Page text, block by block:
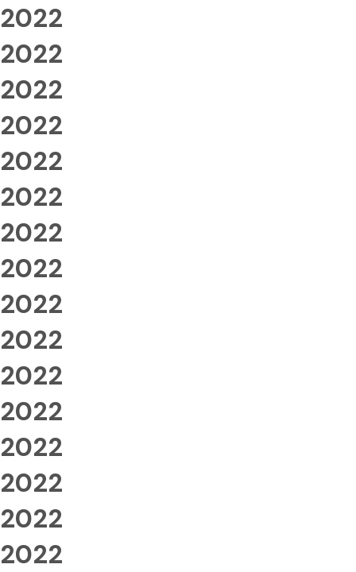
2022
2022
2022
2022
2022
2022
2022
2022
2022
2022
2022
2022
2022
2022
2022
2022